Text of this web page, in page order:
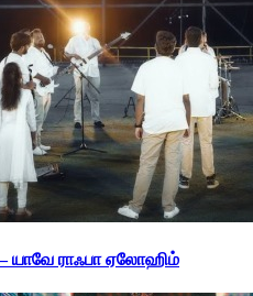
யாவே ராஃபா ஏலோஹிம்